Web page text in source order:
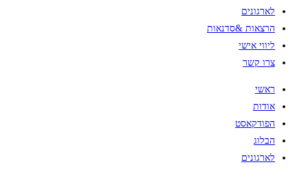
לארגונים
הרצאות &סדנאות
ליווי אישי
צרו קשר
ראשי
אודות
הפודקאסט
הבלוג
לארגונים